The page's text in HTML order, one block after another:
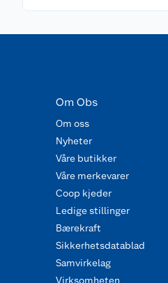
Om Obs
Om oss
Nyheter
Våre butikker
Våre merkevarer
Coop kjeder
Ledige stillinger
Bærekraft
Sikkerhetsdatablad
Samvirkelag
Virksomheten